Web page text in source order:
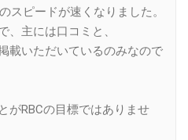
スピードが速くなりました。
、主には口コミと、
載いただいているのみなので
がRBCの目標ではありませ